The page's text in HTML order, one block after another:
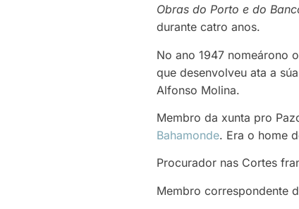
Obras do Porto e do
durante catro anos.
No ano 1947 nomeárono
que desenvolveu ata a
Alfonso Molina.
Membro da xunta pro
Bahamonde. Era o home
Procurador nas Cortes
Membro correspondente